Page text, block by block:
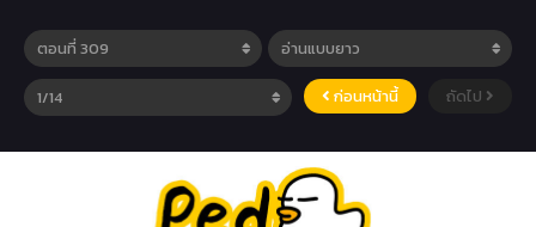
ก่อนหน้านี้ ถัดไป